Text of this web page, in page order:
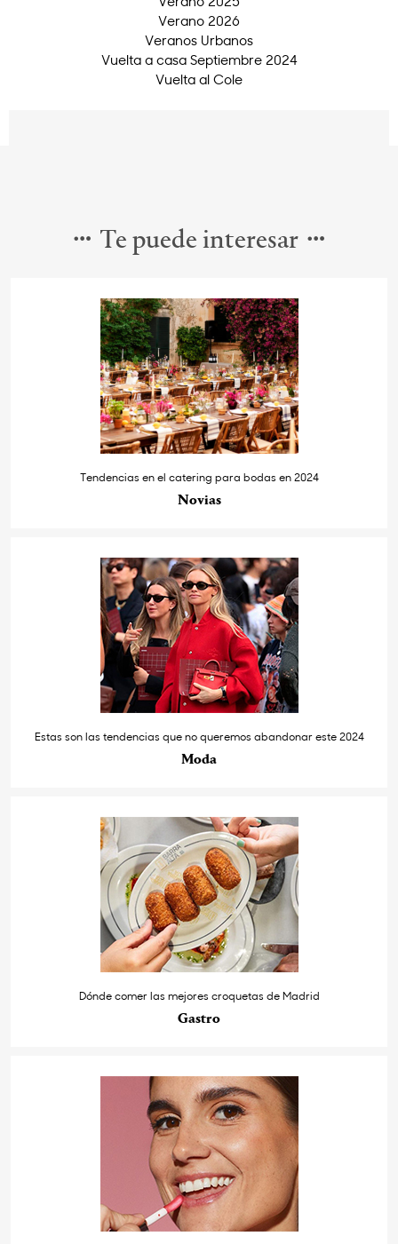
Verano 2026
Veranos Urbanos
Vuelta a casa Septiembre 2024
Vuelta al Cole
Te puede interesar
Tendencias en el catering para bodas en 2024
Novias
Estas son las tendencias que no queremos abandonar este 2024
Moda
Dónde comer las mejores croquetas de Madrid
Gastro